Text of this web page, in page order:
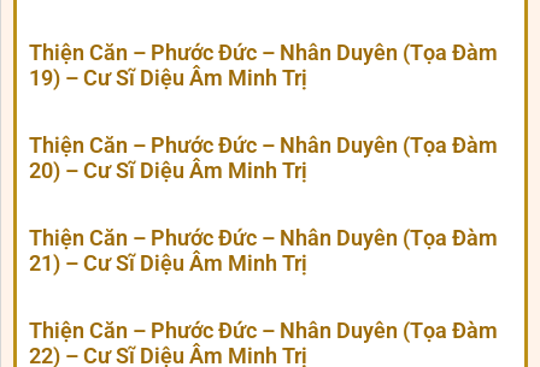
Thiện Căn – Phước Đức – Nhân Duyên (Tọa Đàm
19) – Cư Sĩ Diệu Âm Minh Trị
Thiện Căn – Phước Đức – Nhân Duyên (Tọa Đàm
20) – Cư Sĩ Diệu Âm Minh Trị
Thiện Căn – Phước Đức – Nhân Duyên (Tọa Đàm
21) – Cư Sĩ Diệu Âm Minh Trị
Thiện Căn – Phước Đức – Nhân Duyên (Tọa Đàm
22) – Cư Sĩ Diệu Âm Minh Trị